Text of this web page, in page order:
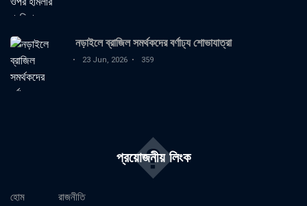
নড়াইলে ব্রাজিল সমর্থকদের বর্ণাঢ্য শোভাযাত্রা
23 Jun, 2026 359
প্রয়োজনীয় লিংক
�
হোম
রাজনীতি